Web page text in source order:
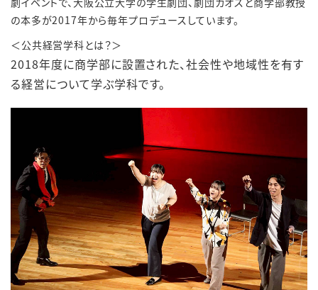
の本多が2017年から毎年プロデュースしています。
＜公共経営学科とは？＞
2018年度に商学部に設置された、社会性や地域性を有す
る経営について学ぶ学科です。